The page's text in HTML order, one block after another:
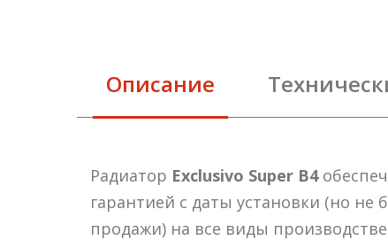
Описание
Радиатор Exclusivo Super B4
гарантией с даты установки (но не
продажи) на все виды